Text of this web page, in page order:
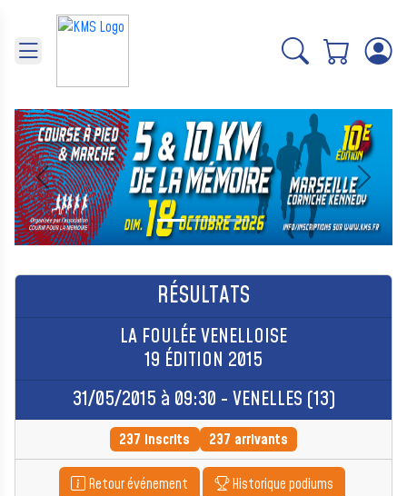
Précédent Suivant
RÉSULTATS
LA FOULÉE VENELLOISE
19 ÉDITION 2015
31/05/2015 à 09:30 - VENELLES (13)
237 inscrits 237 arrivants
Retour événement Historique podiums
Panneau de gestion des cookies